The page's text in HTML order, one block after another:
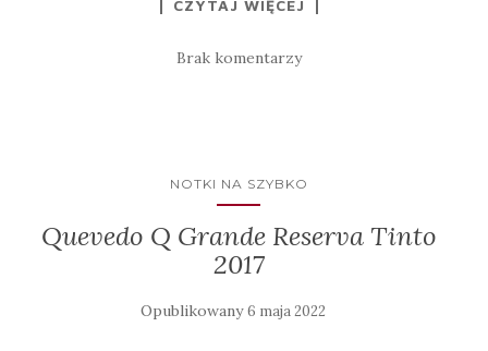
CZYTAJ WIĘCEJ
Brak komentarzy
NOTKI NA SZYBKO
Quevedo Q Grande Reserva Tinto
2017
Opublikowany6 maja 2022